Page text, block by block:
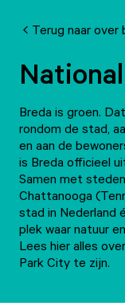
Terug naar over
Breda is groen.
rondom de stad,
en aan de
is Breda officieel
Samen met
Chattanooga
stad in Nederland
plek waar natuur
Lees hier alles
Park City te zijn.